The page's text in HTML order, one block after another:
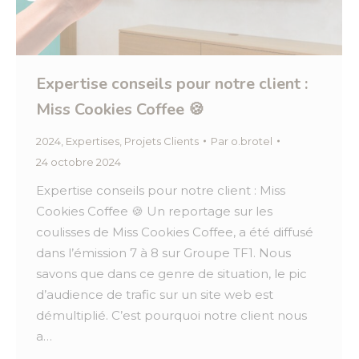
Expertise conseils pour notre client :
Miss Cookies Coffee 🍪
2024 Expertises Projets Clients Par o.brotel
24 octobre 2024
Expertise conseils pour notre client : Miss
Cookies Coffee 🍪 Un reportage sur les
coulisses de Miss Cookies Coffee, a été diffusé
dans l’émission 7 à 8 sur Groupe TF1. Nous
savons que dans ce genre de situation, le pic
d’audience de trafic sur un site web est
démultiplié. C’est pourquoi notre client nous
a…